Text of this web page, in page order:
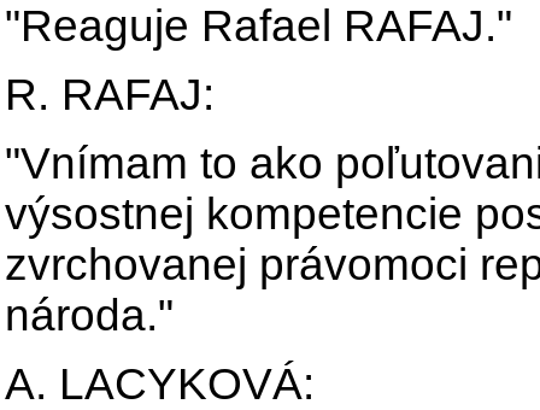
"Reaguje Rafael RAFAJ."
R. RAFAJ:
"Vnímam to ako
výsostnej kompetencie
zvrchovanej právomoci
národa."
A. LACYKOVÁ: